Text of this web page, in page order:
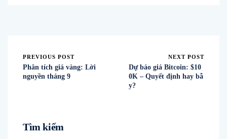
PREVIOUS POST
Phân tích giá vàng: Lời
nguyền tháng 9
NEXT POST
Dự báo giá Bitcoin: $10
0K – Quyết định hay bẫ
y?
Tìm kiếm